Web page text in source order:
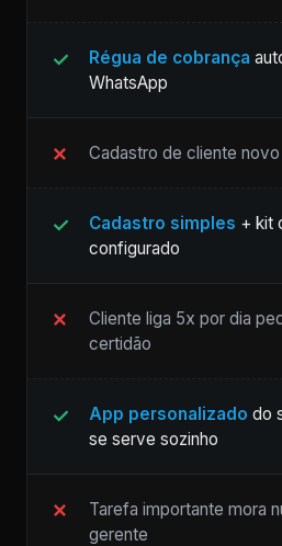
Régua de cobrança
WhatsApp
Cadastro de cliente
Cadastro simples + kit
configurado
Cliente liga 5x por dia
certidão
App personalizado do
se serve sozinho
Tarefa importante mora
gerente